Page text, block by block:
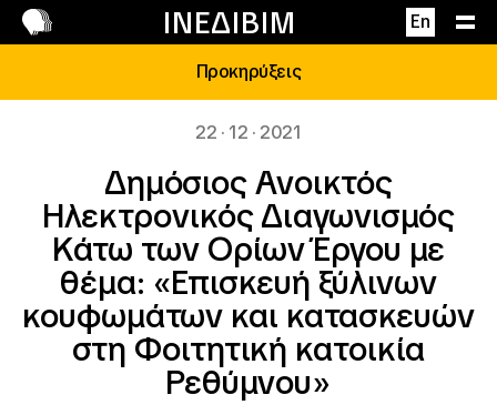
ΙΝΕΔΙΒΙΜ En
Επικοινωνία
Προκηρύξεις
22 · 12 · 2021
Δημόσιος Ανοικτός
Ηλεκτρονικός Διαγωνισμός
Κάτω των Ορίων Έργου με
θέμα: «Επισκευή ξύλινων
κουφωμάτων και κατασκευών
στη Φοιτητική κατοικία
Ρεθύμνου»